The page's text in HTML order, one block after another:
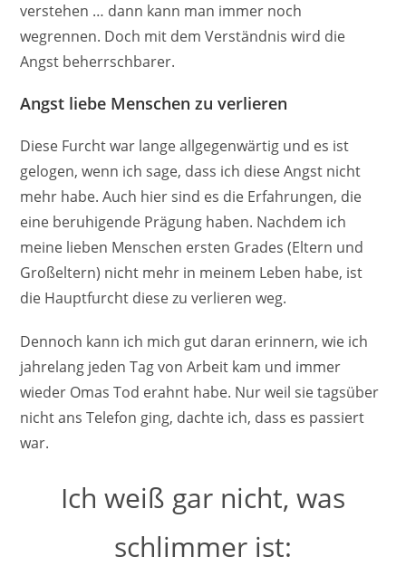
verstehen … dann kann man immer noch
wegrennen. Doch mit dem Verständnis wird die
Angst beherrschbarer.
Angst liebe Menschen zu verlieren
Diese Furcht war lange allgegenwärtig und es ist
gelogen, wenn ich sage, dass ich diese Angst nicht
mehr habe. Auch hier sind es die Erfahrungen, die
eine beruhigende Prägung haben. Nachdem ich
meine lieben Menschen ersten Grades (Eltern und
Großeltern) nicht mehr in meinem Leben habe, ist
die Hauptfurcht diese zu verlieren weg.
Dennoch kann ich mich gut daran erinnern, wie ich
jahrelang jeden Tag von Arbeit kam und immer
wieder Omas Tod erahnt habe. Nur weil sie tagsüber
nicht ans Telefon ging, dachte ich, dass es passiert
war.
Ich weiß gar nicht, was
schlimmer ist: